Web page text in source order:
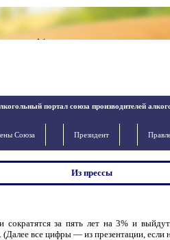
портал союза производителей
Cоюза Президент
Из прессы
за пять лет на 3% и
все цифры — из презентации, если